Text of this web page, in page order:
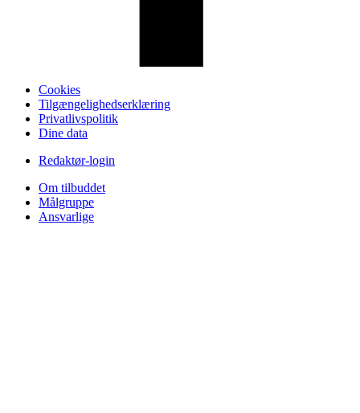
Cookies
Tilgængelighedserklæring
Privatlivspolitik
Dine data
Redaktør-login
Om tilbuddet
Målgruppe
Ansvarlige